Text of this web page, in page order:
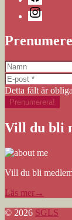
Instagram
Detta fält är
Vill du bli
Vill du bli
Läs mer→
© 2026 SGLS